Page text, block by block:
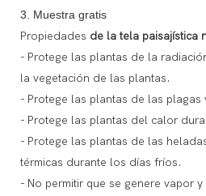
3. Muestra gratis
Propiedades de la tela paisajística
- Protege las plantas de la
la vegetación de las plantas.
- Protege las plantas de las plagas
- Protege las plantas del calor
- Protege las plantas de las
térmicas durante los días fríos.
- No permitir que se genere vapor